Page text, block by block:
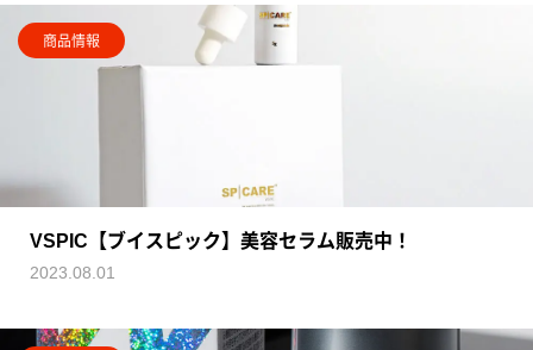
商品情報
VSPIC【ブイスピック】美容セラム販売中！
2023.08.01